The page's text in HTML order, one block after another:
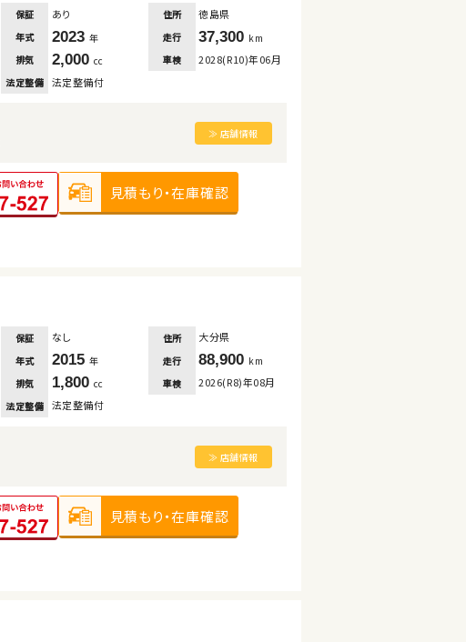
保証 あり 住所 徳島県
年式 2023 年 走行 37,300 km
排気
2,000 cc 車検 2028(R10)年06月
法定整備 法定整備付
≫ 店舗情報
見積もり・在庫確認
保証 なし 住所 大分県
年式 2015 年 走行 88,900 km
排気
1,800 cc 車検 2026(R8)年08月
法定整備 法定整備付
≫ 店舗情報
見積もり・在庫確認